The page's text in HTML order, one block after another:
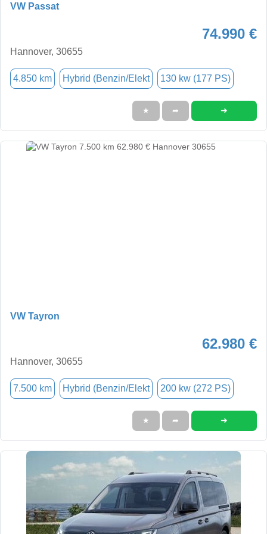
VW Passat
74.990 €
Hannover, 30655
4.850 km Hybrid (Benzin/Elekt 130 kw (177 PS)
★ ➦ ➜
VW Tayron
62.980 €
Hannover, 30655
7.500 km Hybrid (Benzin/Elekt 200 kw (272 PS)
★ ➦ ➜